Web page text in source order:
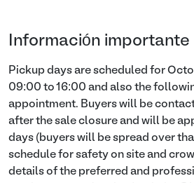
Información importante
Pickup days are scheduled for
09:00 to 16:00 and also the
appointment. Buyers will be
after the sale closure and will be
days (buyers will be spread over
schedule for safety on site and
details of the preferred and